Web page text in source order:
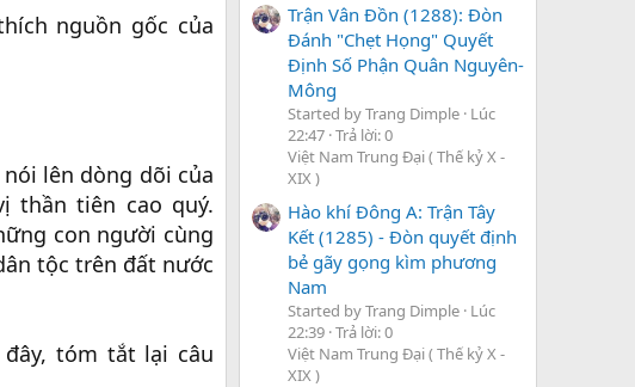
nguồn gốc của
lên dòng dõi của
thần tiên cao quý.
con người cùng
tộc trên đất nước
tóm tắt lại câu
Trận Vân Đồn (1288): Đòn
Đánh "Chẹt Họng" Quyết
Định Số Phận Quân Nguyên-
Mông
Started by Trang Dimple Lúc
22:47 Trả lời: 0
Việt Nam Trung Đại ( Thế kỷ X -
XIX )
Hào khí Đông A: Trận Tây
Kết (1285) - Đòn quyết định
bẻ gãy gọng kìm phương
Nam
Started by Trang Dimple Lúc
22:39 Trả lời: 0
Việt Nam Trung Đại ( Thế kỷ X -
XIX )